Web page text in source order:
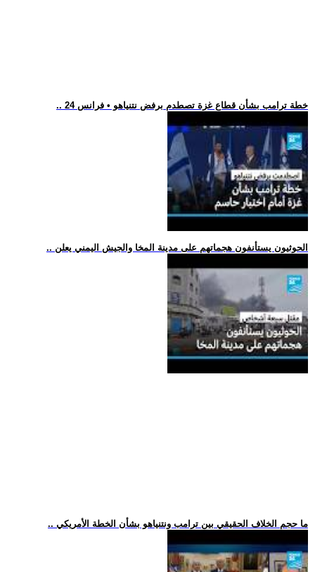
.. خطة ترامب بشأن قطاع غزة تصطدم برفض نتنياهو • فرانس 24
.. الحوثيون يستأنفون هجماتهم على مدينة المخا والجيش اليمني يعلن
.. ما حجم الخلاف الحقيقي بين ترامب ونتنياهو بشأن الخطة الأمريكي